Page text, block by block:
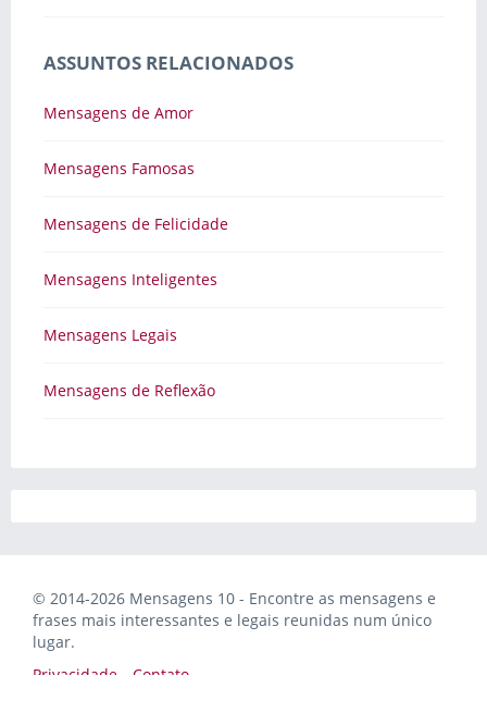
ASSUNTOS RELACIONADOS
Mensagens de Amor
Mensagens Famosas
Mensagens de Felicidade
Mensagens Inteligentes
Mensagens Legais
Mensagens de Reflexão
© 2014-2026 Mensagens 10 - Encontre as mensagens e
frases mais interessantes e legais reunidas num único
lugar.
Privacidade
Contato